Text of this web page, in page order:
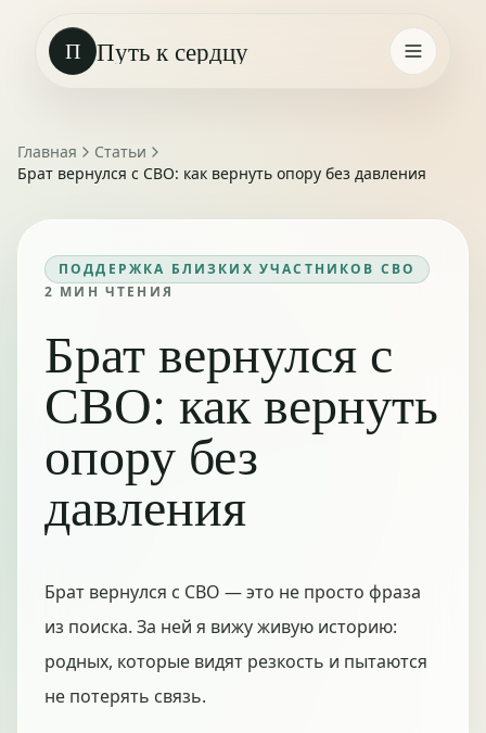
П Путь к сердцу
Главная
Статьи
Брат вернулся с СВО: как вернуть опору без давления
ПОДДЕРЖКА БЛИЗКИХ УЧАСТНИКОВ СВО
2 МИН ЧТЕНИЯ
Брат вернулся с
СВО: как вернуть
опору без
давления
Брат вернулся с СВО — это не просто фраза
из поиска. За ней я вижу живую историю:
родных, которые видят резкость и пытаются
не потерять связь.